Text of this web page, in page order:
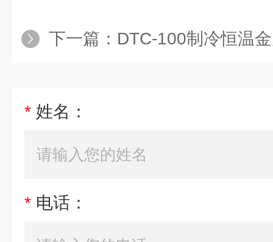
下一篇： DTC-100制冷恒温
* 姓名：
* 电话：